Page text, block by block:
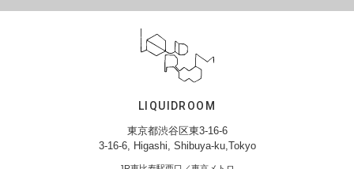
LIQUIDROOM
東京都渋谷区東3-16-6
3-16-6, Higashi, Shibuya-ku,Tokyo